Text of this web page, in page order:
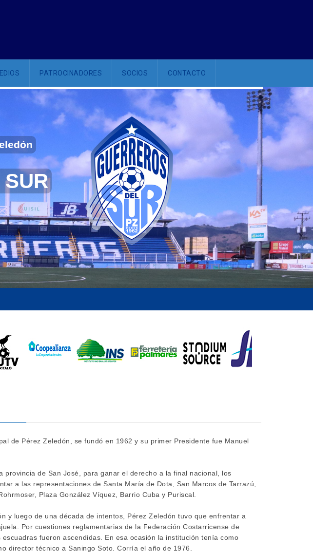
PATROCINADORES SOCIOS CONTACTO
de Pérez Zeledón, se fundó en 1962 y su primer Presidente fue Manuel
provincia de San José, para ganar el derecho a la final nacional, los
a las representaciones de Santa María de Dota, San Marcos de Tarrazú,
Plaza González Víquez, Barrio Cuba y Puriscal.
y luego de una década de intentos, Pérez Zeledón tuvo que enfrentar a
Por cuestiones reglamentarias de la Federación Costarricense de
fueron ascendidas. En esa ocasión la institución tenía como
director técnico a Saningo Soto. Corría el año de 1976.